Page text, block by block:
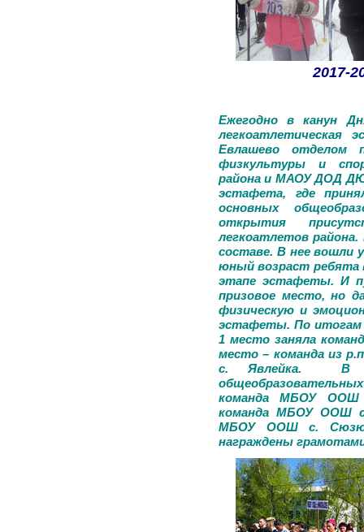
2017-
Ежегодно в канун
Евлашево отделом
физкультуры и
района и МАОУ ДОД
эстафета, где
основных
открытия
легкоатлетов
составе. В нее вошли
юный возраст ребята
этапе эстафеты. И
призовое место, но
физическую и
эстафеты. По итогам
1 место заняла
место – команда из
с. Явлейка. В
команда МБОУ ООШ
команда МБОУ ООШ
МБОУ ООШ с.
награждены